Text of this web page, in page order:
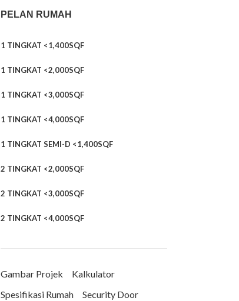
PELAN RUMAH
1 TINGKAT <1,400SQF
1 TINGKAT <2,000SQF
1 TINGKAT <3,000SQF
1 TINGKAT <4,000SQF
1 TINGKAT SEMI-D <1,400SQF
2 TINGKAT <2,000SQF
2 TINGKAT <3,000SQF
2 TINGKAT <4,000SQF
Gambar Projek
Kalkulator
Spesifikasi Rumah
Security Door